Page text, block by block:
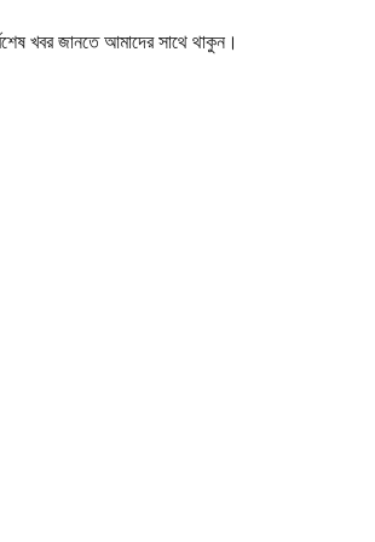
খবর জানতে আমাদের সাথে থাকুন।